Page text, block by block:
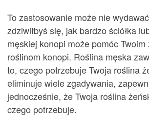
To zastosowanie może nie
zdziwiłbyś się, jak bardzo ściółka
męskiej konopi może pomóc Twoim
roślinom konopi. Roślina męska
to, czego potrzebuje Twoja roślina
eliminuje wiele zgadywania,
jednocześnie, że Twoja roślina
czego potrzebuje.